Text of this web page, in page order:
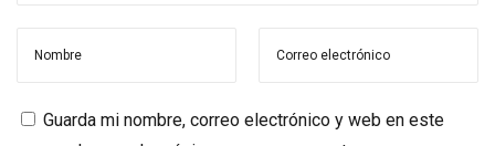
Guarda mi nombre, correo electrónico y web en este